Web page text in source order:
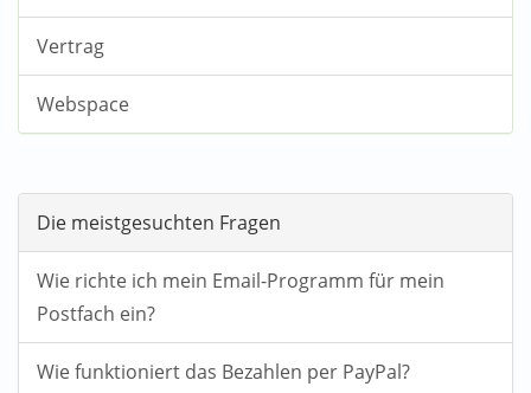
Vertrag
Webspace
Die meistgesuchten Fragen
Wie richte ich mein Email-Programm für mein
Postfach ein?
Wie funktioniert das Bezahlen per PayPal?